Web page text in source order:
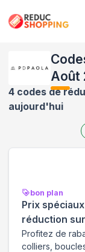
Août
4 codes de
aujourd'hui
bon plan
Prix
réduction
Profitez de
colliers,